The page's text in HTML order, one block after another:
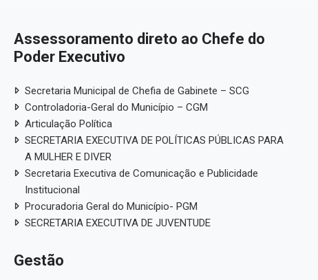
Assessoramento direto ao Chefe do
Poder Executivo
Secretaria Municipal de Chefia de Gabinete – SCG
Controladoria-Geral do Município – CGM
Articulação Política
SECRETARIA EXECUTIVA DE POLÍTICAS PÚBLICAS PARA
A MULHER E DIVER
Secretaria Executiva de Comunicação e Publicidade
Institucional
Procuradoria Geral do Município- PGM
SECRETARIA EXECUTIVA DE JUVENTUDE
Gestão